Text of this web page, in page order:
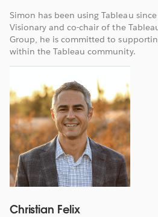
Simon has been using Tableau
Visionary and co-chair of the
Group, he is committed to
within the Tableau community.
Christian Felix